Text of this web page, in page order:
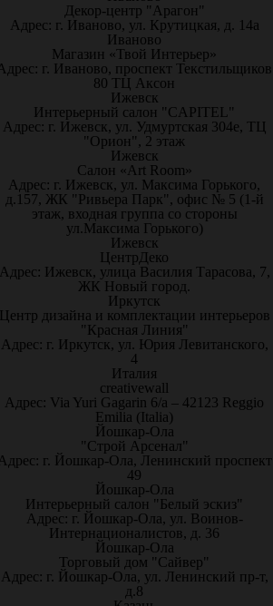
Декор-центр "Арагон"
Адрес: г. Иваново, ул. Крутицкая, д. 14а
Иваново
Магазин «Твой Интерьер»
г. Иваново, проспект Текстильщиков
80 ТЦ Аксон
Ижевск
Интерьерный салон "CAPITEL"
Адрес: г. Ижевск, ул. Удмуртская 304е, ТЦ
"Орион", 2 этаж
Ижевск
Салон «Art Room»
Адрес: г. Ижевск, ул. Максима Горького,
д.157, ЖК "Ривьера Парк", офис № 5 (1-й
этаж, входная группа со стороны
ул.Максима Горького)
Ижевск
ЦентрДеко
Ижевск, улица Василия Тарасова, 7,
ЖК Новый город.
Иркутск
дизайна и комплектации интерьеров
"Красная Линия"
Адрес: г. Иркутск, ул. Юрия Левитанского,
4
Италия
creativewall
Адрес: Via Yuri Gagarin 6/a – 42123 Reggio
Emilia (Italia)
Йошкар-Ола
"Строй Арсенал"
г. Йошкар-Ола, Ленинский проспект
49
Йошкар-Ола
Интерьерный салон "Белый эскиз"
Адрес: г. Йошкар-Ола, ул. Воинов-
Интернационалистов, д. 36
Йошкар-Ола
Торговый дом "Сайвер"
Адрес: г. Йошкар-Ола, ул. Ленинский пр-т,
д.8